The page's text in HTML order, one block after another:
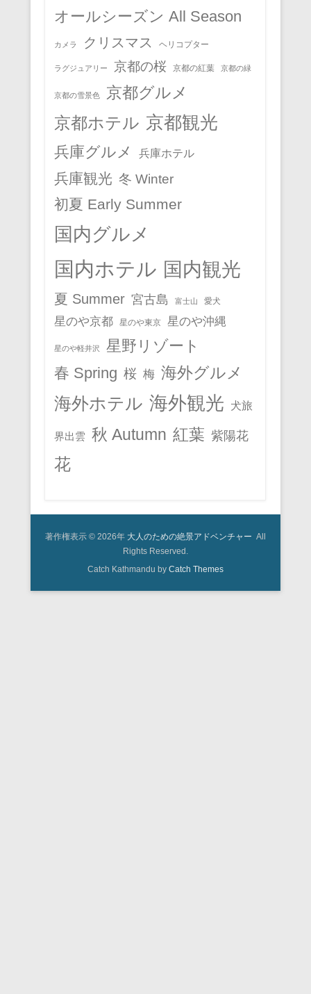
オールシーズン All Season
カメラ クリスマス ヘリコプター
ラグジュアリー 京都の桜 京都の紅葉 京都の緑
京都の雪景色 京都グルメ
京都ホテル 京都観光
兵庫グルメ 兵庫ホテル
兵庫観光 冬 Winter
初夏 Early Summer
国内グルメ
国内ホテル 国内観光
夏 Summer 宮古島 富士山 愛犬
星のや京都 星のや東京 星のや沖縄
星のや軽井沢
星野リゾート
春 Spring 桜 梅 海外グルメ
海外ホテル 海外観光 犬旅
界出雲 秋 Autumn 紅葉 紫陽花
花
著作権表示 © 2026年 大人のための絶景アドベンチャー All
Rights Reserved.
Catch Kathmandu by Catch Themes